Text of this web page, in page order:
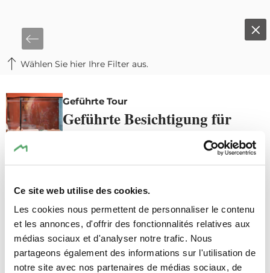
Ce site web utilise des cookies.
Les cookies nous permettent de personnaliser le contenu
et les annonces, d'offrir des fonctionnalités relatives aux
médias sociaux et d'analyser notre trafic. Nous
partageons également des informations sur l'utilisation de
notre site avec nos partenaires de médias sociaux, de
Wählen Sie hier Ihre Filter aus.
© Pancake! Photographie Geführte Tour
zu Fuß
Geführte Besichtigung für
Kinder - Römische Villa